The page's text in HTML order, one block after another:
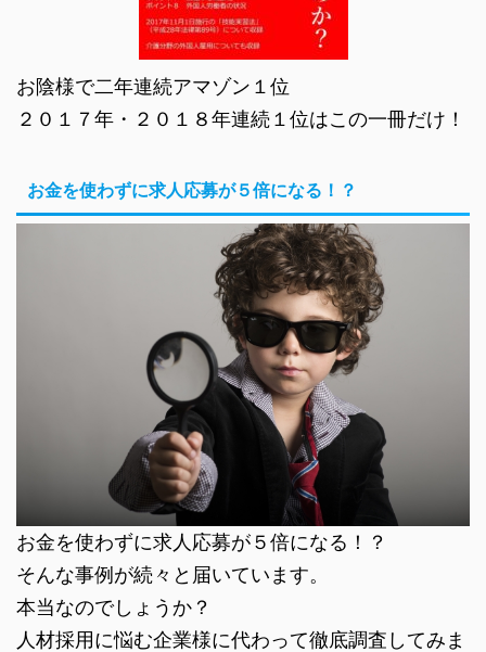
お陰様で二年連続アマゾン１位
２０１７年・２０１８年連続１位はこの一冊だけ！
お金を使わずに求人応募が５倍になる！？
お金を使わずに求人応募が５倍になる！？
そんな事例が続々と届いています。
本当なのでしょうか？
人材採用に悩む企業様に代わって徹底調査してみま